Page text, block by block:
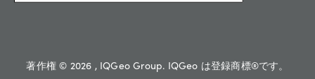
著作権 © 2026 , IQGeo Group. IQGeo は登録商標®です。